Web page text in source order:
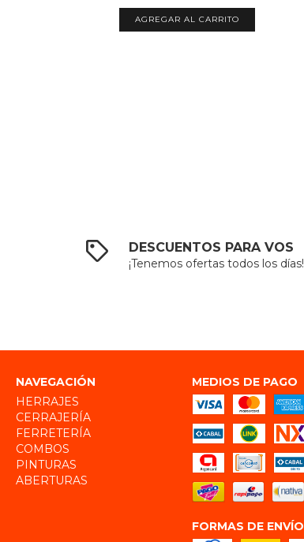
AGREGAR AL CARRITO
DESCUENTOS PARA VOS
¡Tenemos ofertas todos los días!
NAVEGACIÓN
HERRAJES
CERRAJERÍA
FERRETERÍA
COMBOS
PINTURAS
ABERTURAS
MEDIOS DE PAGO
FORMAS DE ENVÍO